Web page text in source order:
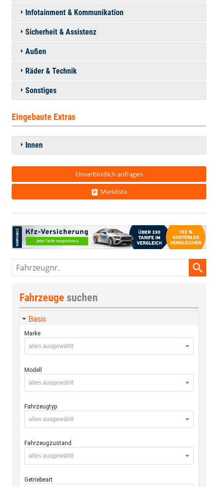
Infotainment & Kommunikation
Sicherheit & Assistenz
Außen
Räder & Technik
Sonstiges
Eingebaute Extras
Innen
Unverbindlich anfragen
Merkliste
Fahrzeugnr.
Fahrzeuge suchen
Basis
Marke
alles ausgewählt
Modell
alles ausgewählt
Fahrzeugtyp
alles ausgewählt
Fahrzeugzustand
alles ausgewählt
Getriebeart